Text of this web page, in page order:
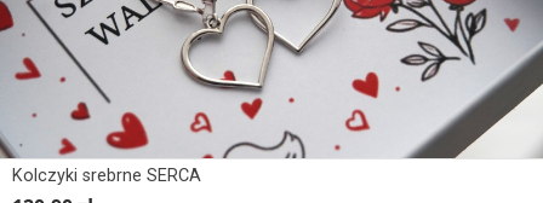
Kolczyki srebrne SERCA